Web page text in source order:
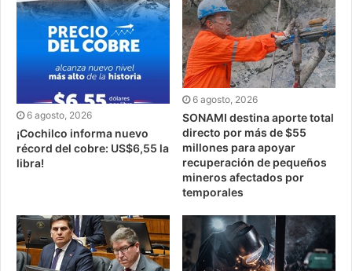
6 agosto, 2026
¡Cochilco informa nuevo
récord del cobre: US$6,55 la
libra!
6 agosto, 2026
SONAMI destina aporte total
directo por más de $55
millones para apoyar
recuperación de pequeños
mineros afectados por
temporales